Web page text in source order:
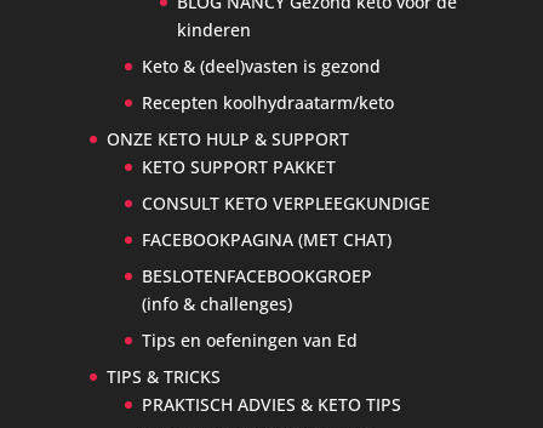
kinderen
Keto & (deel)vasten is gezond
Recepten koolhydraatarm/keto
ONZE KETO HULP & SUPPORT
KETO SUPPORT PAKKET
CONSULT KETO VERPLEEGKUNDIGE
FACEBOOKPAGINA (MET CHAT)
BESLOTENFACEBOOKGROEP
(info & challenges)
Tips en oefeningen van Ed
TIPS & TRICKS
PRAKTISCH ADVIES & KETO TIPS